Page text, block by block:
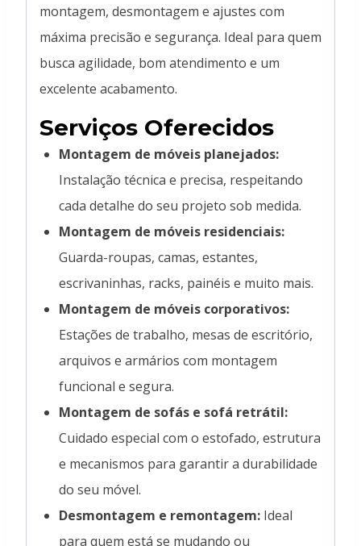
montagem, desmontagem e ajustes com
máxima precisão e segurança. Ideal para quem
busca agilidade, bom atendimento e um
excelente acabamento.
Serviços Oferecidos
Montagem de móveis planejados:
Instalação técnica e precisa, respeitando
cada detalhe do seu projeto sob medida.
Montagem de móveis residenciais:
Guarda-roupas, camas, estantes,
escrivaninhas, racks, painéis e muito mais.
Montagem de móveis corporativos:
Estações de trabalho, mesas de escritório,
arquivos e armários com montagem
funcional e segura.
Montagem de sofás e sofá retrátil:
Cuidado especial com o estofado, estrutura
e mecanismos para garantir a durabilidade
do seu móvel.
Desmontagem e remontagem: Ideal
para quem está se mudando ou